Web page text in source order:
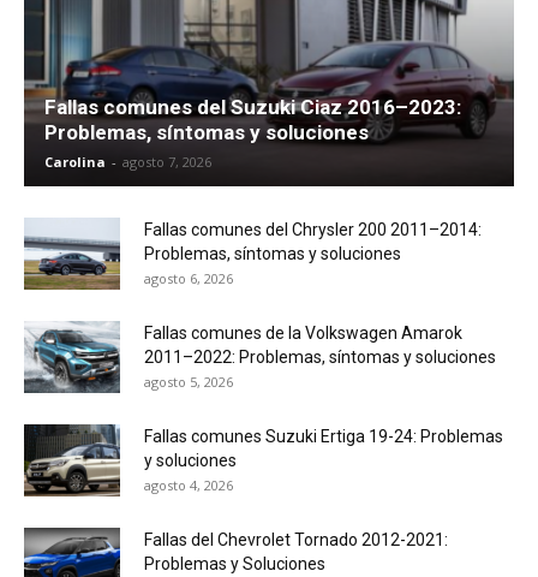
Fallas comunes del Suzuki Ciaz 2016–2023:
Problemas, síntomas y soluciones
Carolina - agosto 7, 2026
Fallas comunes del Chrysler 200 2011–2014:
Problemas, síntomas y soluciones
agosto 6, 2026
Fallas comunes de la Volkswagen Amarok
2011–2022: Problemas, síntomas y soluciones
agosto 5, 2026
Fallas comunes Suzuki Ertiga 19-24: Problemas
y soluciones
agosto 4, 2026
Fallas del Chevrolet Tornado 2012-2021:
Problemas y Soluciones